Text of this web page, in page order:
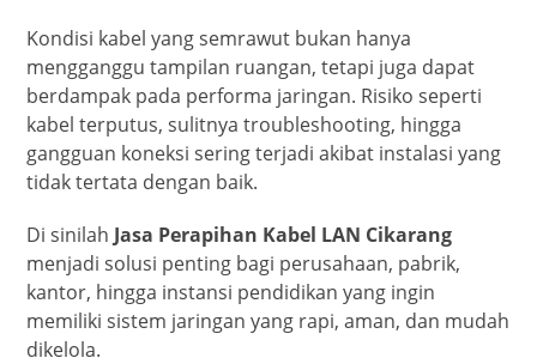
Kondisi kabel yang semrawut bukan hanya
mengganggu tampilan ruangan, tetapi juga dapat
berdampak pada performa jaringan. Risiko seperti
kabel terputus, sulitnya troubleshooting, hingga
gangguan koneksi sering terjadi akibat instalasi yang
tidak tertata dengan baik.
Di sinilah Jasa Perapihan Kabel LAN Cikarang
menjadi solusi penting bagi perusahaan, pabrik,
kantor, hingga instansi pendidikan yang ingin
memiliki sistem jaringan yang rapi, aman, dan mudah
dikelola.